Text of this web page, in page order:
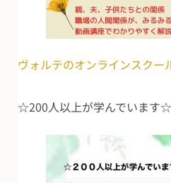
ヴォルテのオンラインスクー
☆200人以上が学んでいます☆